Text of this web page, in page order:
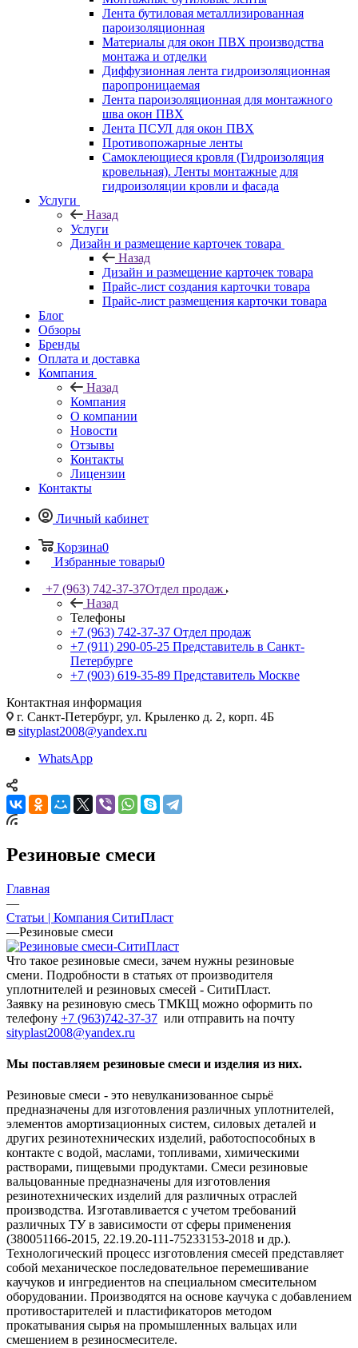
Лента бутиловая металлизированная
пароизоляционная
Материалы для окон ПВХ производства
монтажа и отделки
Диффузионная лента гидроизоляционная
паропроницаемая
Лента пароизоляционная для монтажного
шва окон ПВХ
Лента ПСУЛ для окон ПВХ
Противопожарные ленты
Самоклеющиеся кровля (Гидроизоляция
кровельная). Ленты монтажные для
гидроизоляции кровли и фасада
Услуги
Назад
Услуги
Дизайн и размещение карточек товара
Назад
Дизайн и размещение карточек товара
Прайс-лист создания карточки товара
Прайс-лист размещения карточки товара
Блог
Обзоры
Бренды
Оплата и доставка
Компания
Назад
Компания
О компании
Новости
Отзывы
Контакты
Лицензии
Контакты
Личный кабинет
Корзина0
Избранные товары0
+7 (963) 742-37-37Отдел продаж
Назад
Телефоны
+7 (963) 742-37-37 Отдел продаж
+7 (911) 290-05-25 Представитель в Санкт-
Петербурге
+7 (903) 619-35-89 Представитель Москве
Контактная информация
г. Санкт-Петербург, ул. Крыленко д. 2, корп. 4Б
sityplast2008@yandex.ru
WhatsApp
Резиновые смеси
Главная
—
Статьи | Компания СитиПласт
—Резиновые смеси
Что такое резиновые смеси, зачем нужны резиновые
смени. Подробности в статьях от производителя
уплотнителей и резиновых смесей - СитиПласт.
Заявку на резиновую смесь ТМКЩ можно оформить по
телефону +7 (963)742-37-37 или отправить на почту
sityplast2008@yandex.ru
Мы поставляем резиновые смеси и изделия из них.
Резиновые смеси - это невулканизованное сырьё
предназначены для изготовления различных уплотнителей,
элементов амортизационных систем, силовых деталей и
других резинотехнических изделий, работоспособных в
контакте с водой, маслами, топливами, химическими
растворами, пищевыми продуктами. Смеси резиновые
вальцованные предназначены для изготовления
резинотехнических изделий для различных отраслей
производства. Изготавливается с учетом требований
различных ТУ в зависимости от сферы применения
(380051166-2015, 22.19.20-111-75233153-2018 и др.).
Технологический процесс изготовления смесей представляет
собой механическое последовательное перемешивание
каучуков и ингредиентов на специальном смесительном
оборудовании. Производятся на основе каучука с добавлением
противостарителей и пластификаторов методом
прокатывания сырья на промышленных вальцах или
смешением в резиносмесителе.